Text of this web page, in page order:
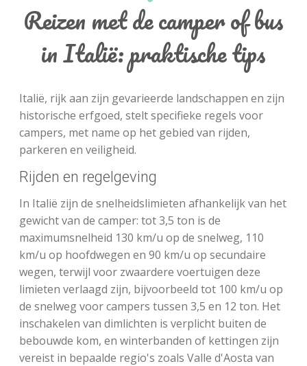
Reizen met de camper of bus
in Italië: praktische tips
Italië, rijk aan zijn gevarieerde landschappen en zijn
historische erfgoed, stelt specifieke regels voor
campers, met name op het gebied van rijden,
parkeren en veiligheid.
Rijden en regelgeving
In Italië zijn de snelheidslimieten afhankelijk van het
gewicht van de camper: tot 3,5 ton is de
maximumsnelheid 130 km/u op de snelweg, 110
km/u op hoofdwegen en 90 km/u op secundaire
wegen, terwijl voor zwaardere voertuigen deze
limieten verlaagd zijn, bijvoorbeeld tot 100 km/u op
de snelweg voor campers tussen 3,5 en 12 ton. Het
inschakelen van dimlichten is verplicht buiten de
bebouwde kom, en winterbanden of kettingen zijn
vereist in bepaalde regio's zoals Valle d'Aosta van